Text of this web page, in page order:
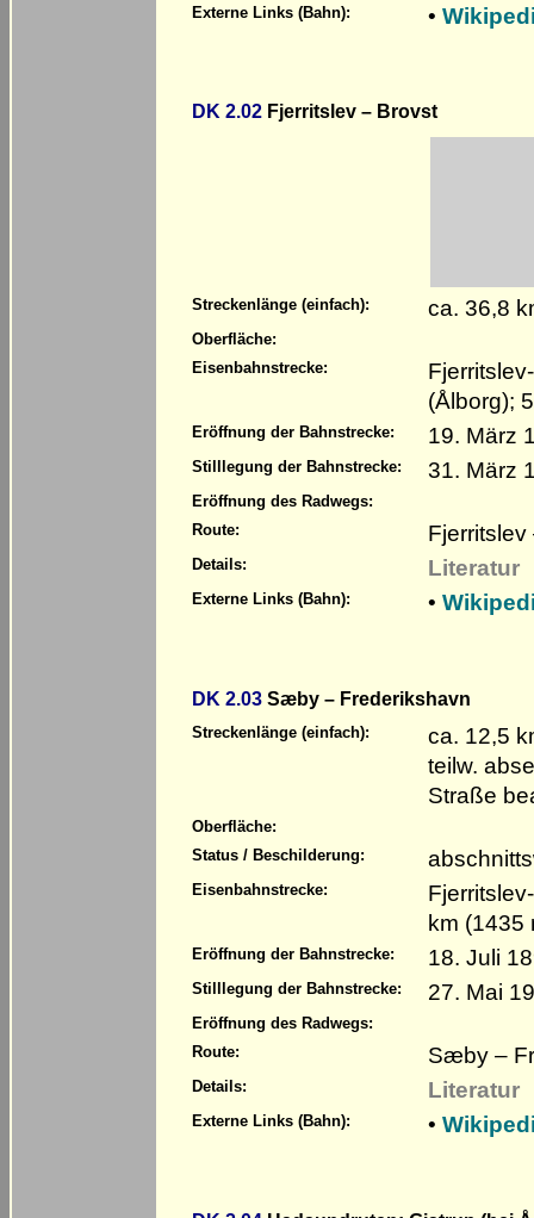
Externe Links (Bahn): •
DK 2.02 Fjerritslev – Brovst
Streckenlänge (einfach): ca. 36,8
Oberfläche:
Eisenbahnstrecke:
(Ålborg);
Eröffnung der Bahnstrecke: 19. März
Stilllegung der Bahnstrecke: 31. März
Eröffnung des Radwegs:
Route:
Details: Literatur
Externe Links (Bahn): •
DK 2.03 Sæby – Frederikshavn
Streckenlänge (einfach):
ca. 12,5
teilw.
Straße
Oberfläche:
Status / Beschilderung:
Eisenbahnstrecke:
km (1435
Eröffnung der Bahnstrecke: 18. Juli
Stilllegung der Bahnstrecke: 27. Mai
Eröffnung des Radwegs:
Route:
Sæby –
Details: Literatur
Externe Links (Bahn): •